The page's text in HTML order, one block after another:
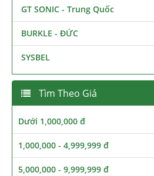
GT SONIC - Trung Quốc
BURKLE - ĐỨC
SYSBEL
Tìm Theo Giá
Dưới 1,000,000 đ
1,000,000 - 4,999,999 đ
5,000,000 - 9,999,999 đ